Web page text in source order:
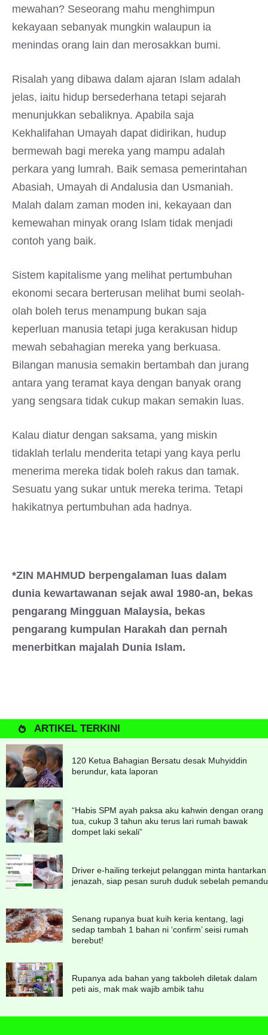
mewahan? Seseorang mahu menghimpun
kekayaan sebanyak mungkin walaupun ia
menindas orang lain dan merosakkan bumi.
Risalah yang dibawa dalam ajaran Islam adalah
jelas, iaitu hidup bersederhana tetapi sejarah
menunjukkan sebaliknya. Apabila saja
Kekhalifahan Umayah dapat didirikan, hudup
bermewah bagi mereka yang mampu adalah
perkara yang lumrah. Baik semasa pemerintahan
Abasiah, Umayah di Andalusia dan Usmaniah.
Malah dalam zaman moden ini, kekayaan dan
kemewahan minyak orang Islam tidak menjadi
contoh yang baik.
Sistem kapitalisme yang melihat pertumbuhan
ekonomi secara berterusan melihat bumi seolah-
olah boleh terus menampung bukan saja
keperluan manusia tetapi juga kerakusan hidup
mewah sebahagian mereka yang berkuasa.
Bilangan manusia semakin bertambah dan jurang
antara yang teramat kaya dengan banyak orang
yang sengsara tidak cukup makan semakin luas.
Kalau diatur dengan saksama, yang miskin
tidaklah terlalu menderita tetapi yang kaya perlu
menerima mereka tidak boleh rakus dan tamak.
Sesuatu yang sukar untuk mereka terima. Tetapi
hakikatnya pertumbuhan ada hadnya.
*ZIN MAHMUD berpengalaman luas dalam
dunia kewartawanan sejak awal 1980-an, bekas
pengarang Mingguan Malaysia, bekas
pengarang kumpulan Harakah dan pernah
menerbitkan majalah Dunia Islam.
ARTIKEL TERKINI
120 Ketua Bahagian Bersatu desak Muhyiddin
berundur, kata laporan
“Habis SPM ayah paksa aku kahwin dengan orang
tua, cukup 3 tahun aku terus lari rumah bawak
dompet laki sekali”
Driver e-hailing terkejut pelanggan minta hantarkan
jenazah, siap pesan suruh duduk sebelah pemandu
Senang rupanya buat kuih keria kentang, lagi
sedap tambah 1 bahan ni ‘confirm’ seisi rumah
berebut!
Rupanya ada bahan yang takboleh diletak dalam
peti ais, mak mak wajib ambik tahu